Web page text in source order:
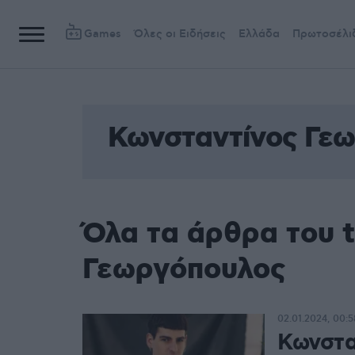
Games Όλες οι Ειδήσεις Ελλάδα
Κωνσταντίνος
Όλα τα άρθρα του
Γεωργόπουλος
02.01.2024,